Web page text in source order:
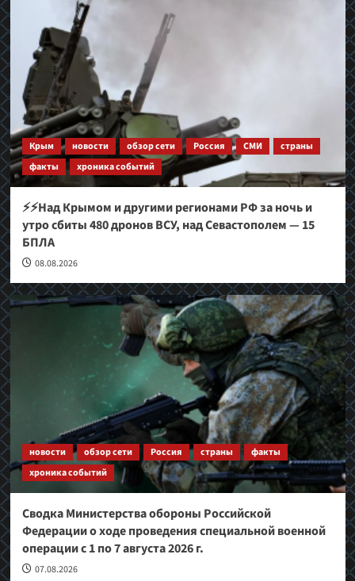
Крым новости обзор сети Россия СМИ
страны
факты
хроника событий
⚡⚡Над Крымом и другими регионами РФ за ночь и
утро сбиты 480 дронов ВСУ, над Севастополем — 15
БПЛА
08.08.2026
новости обзор сети Россия страны
факты
хроника событий
Сводка Министерства обороны Российской
Федерации о ходе проведения специальной военной
операции с 1 по 7 августа 2026 г.
07.08.2026